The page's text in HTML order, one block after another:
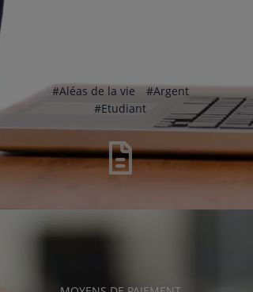
hashtag
#Aléas de la vie hashtag
#Argent
hashtag
#Etudiant